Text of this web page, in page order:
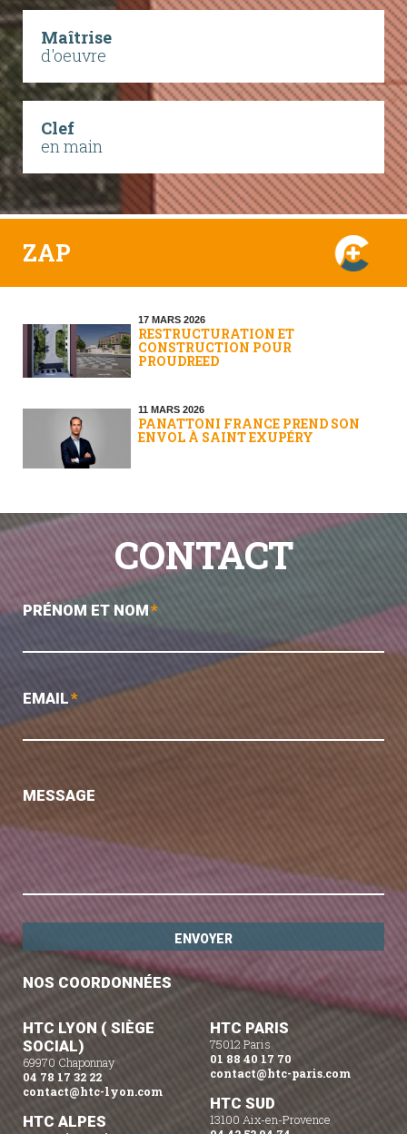
Maîtrise
d'oeuvre
Clef
en main
ZAP
17 MARS 2026
RESTRUCTURATION ET
CONSTRUCTION POUR
PROUDREED
11 MARS 2026
PANATTONI FRANCE PREND SON
ENVOL À SAINT EXUPÉRY
CONTACT
PRÉNOM ET NOM*
EMAIL*
MESSAGE
NOS COORDONNÉES
HTC LYON ( SIÈGE
SOCIAL)
69970 Chaponnay
04 78 17 32 22
contact@htc-lyon.com
HTC ALPES
HTC PARIS
75012 Paris
01 88 40 17 70
contact@htc-paris.com
HTC SUD
13100 Aix-en-Provence